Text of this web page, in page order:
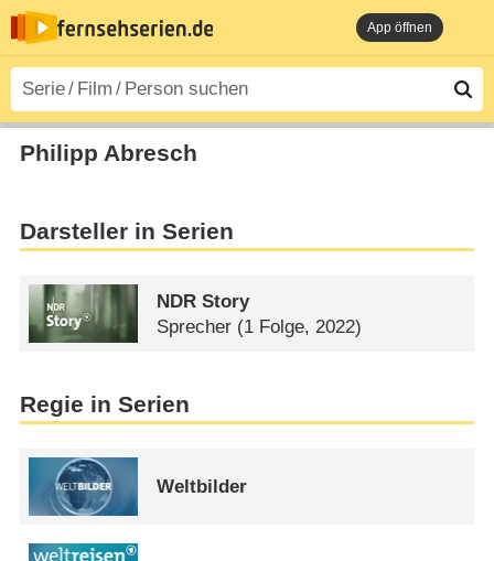
App öffnen
Philipp Abresch
Darsteller in Serien
NDR Story
Sprecher (1 Folge, 2022)
Regie in Serien
Weltbilder